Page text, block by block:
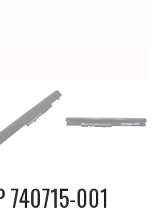
740715-001